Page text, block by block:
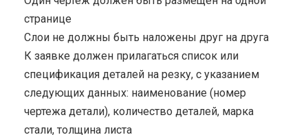
странице
Cлои не должны быть наложены друг на друга
К заявке должен прилагаться список или
спецификация деталей на резку, с указанием
следующих данных: наименование (номер
чертежа детали), количество деталей, марка
стали, толщина листа